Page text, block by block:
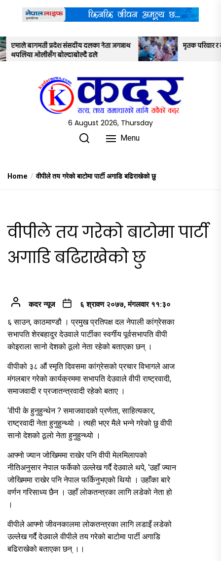
contentनेता जगन्नाथ
ढले
मृतक परिवार र सरकारबीच ७ बुँदे सहमति
6 August 2026, Thursday
Menu
Home वीपीले तय गरेको बाटोमा पार्टी अगाडि बढिराखेको छु
वीपीले तय गरेको बाटोमा पार्टी
अगाडि बढिराखेको छु
कदर न्यूज ६ श्रावण २०७७, मंगलवार ११:३०
६ साउन, काठमाण्डौ । प्रमुख प्रतिपक्ष दल नेपाली कांग्रेसका
सभापति शेरबहादुर देउवाले पार्टीका स्वर्गीय पूर्वसभापति वीपी
कोइराला सानो देशको ठूलो नेता रहेको बताएका छन् ।
वीपीको ३८ औं स्मृति दिवसमा कांग्रेसको प्रचार विभागले आज
मंगलबार गरेको कार्यक्रममा सभापति देउवाले वीपी राष्ट्रवादी,
समाजवादी र प्रजातन्त्रवादी रहेको बताए ।
‘वीपी के हुनुहुन्थेन ? समाजवादको प्रणेता, साहित्यकार,
राष्ट्रवादी नेता हुनुहुन्थ्यो । त्यही भएर मैले भन्ने गरेको छु वीपी
सानो देशको ठूलो नेता हुनुहुन्थ्यो ।
आफ्नो ज्यान जोखिममा राखेर पनि वीपी मेलमिलापको
नीतिअनुसार नेपाल फर्केको उल्लेख गर्दै देउवाले थपे, ‘उहाँ ज्यान
जोखिममा राखेर पनि नेपाल फर्किनुभएको थियो । उहाँका बारे
वर्णन गरिसाध्य छैन । उहाँ लोकतन्त्रका लागि लडेको नेता हो
।
वीपीले आफ्नो जीवनकालमा लोकतन्त्रका लागि लडाइँ लडेको
उल्लेख गर्दै देउवाले वीपीले तय गरेको बाटोमा पार्टी अगाडि
बढिराखेको बताएका छन् ।।